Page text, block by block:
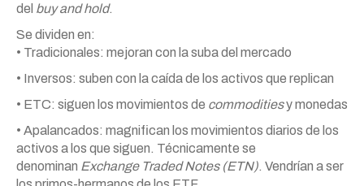
del buy and hold.
Se dividen en:
• Tradicionales: mejoran con la suba del mercado
• Inversos: suben con la caída de los activos que replican
• ETC: siguen los movimientos de commoditiesy monedas
• Apalancados: magnifican los movimientos diarios de los
activos a los que siguen. Técnicamente se
denominan Exchange Traded Notes (ETN). Vendrían a ser